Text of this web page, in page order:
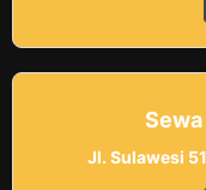
Jl. Sulawesi